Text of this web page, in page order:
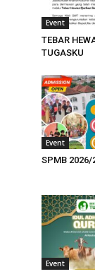
Event
TEBAR
TUGASKU
Event
SPMB 2026/
Event